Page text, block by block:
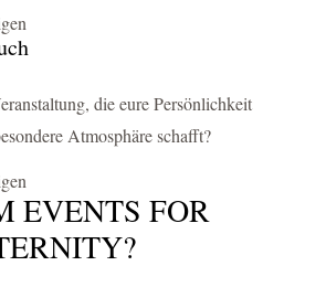
die eure Persönlichkeit
Atmosphäre schafft?
EVENTS FOR